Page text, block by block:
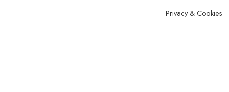
Privacy & Cookies